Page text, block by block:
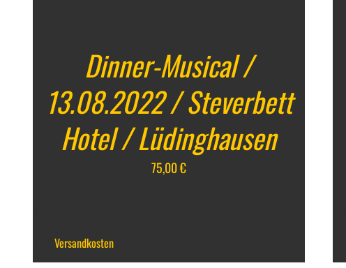
Dinner-Musical /
13.08.2022 / Steverbett
Hotel / Lüdinghausen
75,00€
Versandkosten